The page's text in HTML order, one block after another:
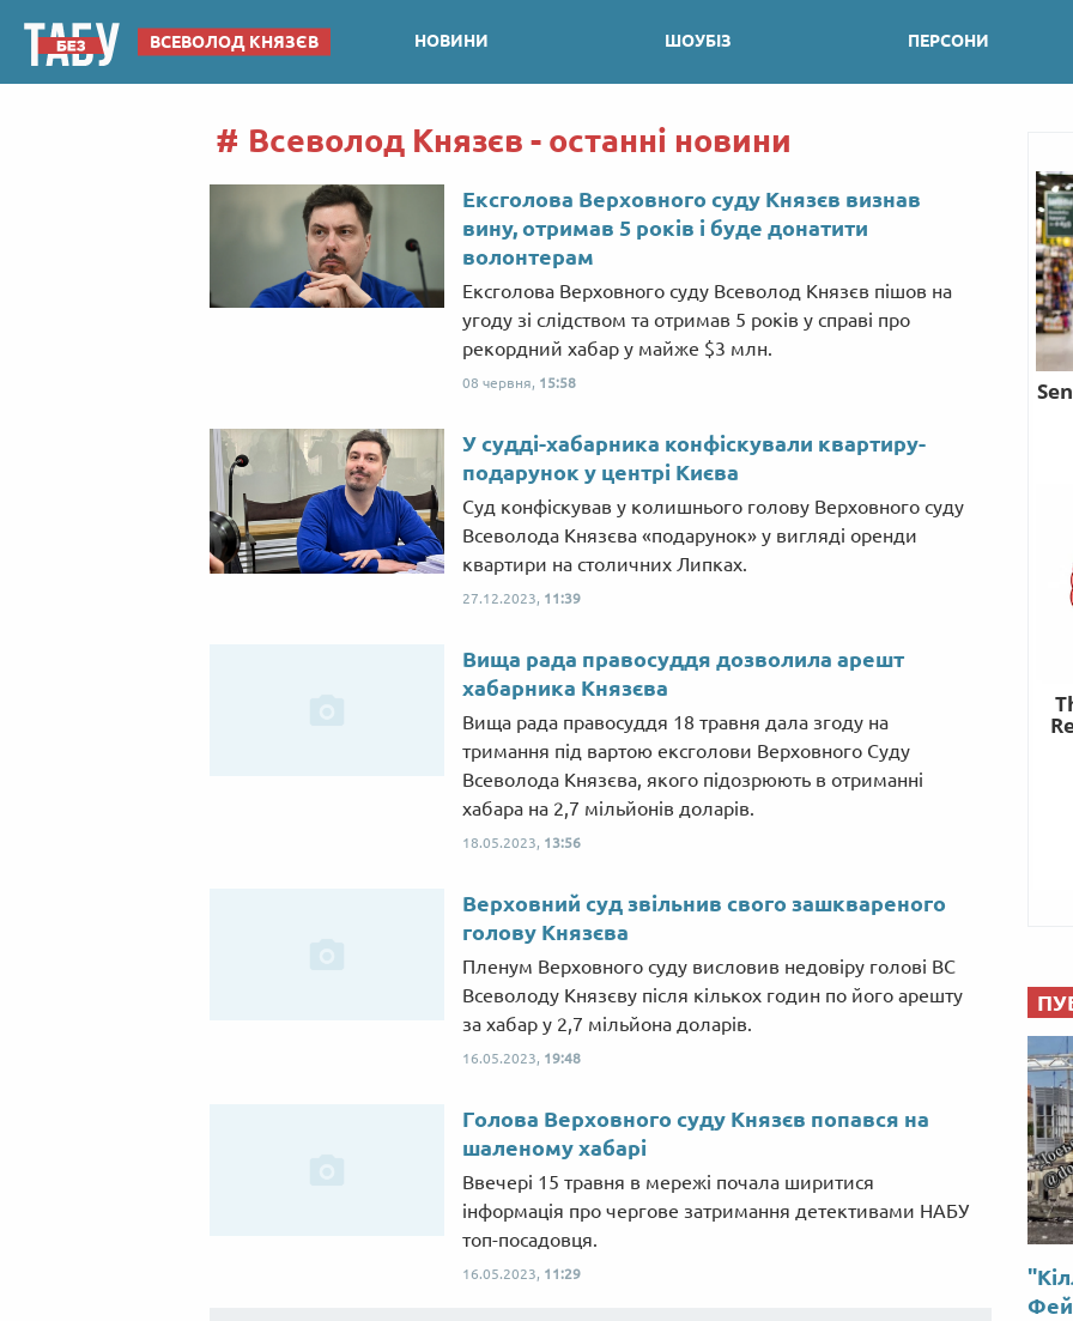
ВСЕВОЛОД КНЯЗЄВ НОВИНИ ШОУБІЗ ПЕРСОНИ
Всеволод Князєв - останні новини
Ексголова Верховного суду Князєв визнав
вину, отримав 5 років і буде донатити
волонтерам
Ексголова Верховного суду Всеволод Князєв пішов на
угоду зі слідством та отримав 5 років у справі про
рекордний хабар у майже $3 млн.
08 червня, 15:58
У судді-хабарника конфіскували квартиру-
подарунок у центрі Києва
Суд конфіскував у колишнього голову Верховного суду
Всеволода Князєва «подарунок» у вигляді оренди
квартири на столичних Липках.
27.12.2023, 11:39
Вища рада правосуддя дозволила арешт
хабарника Князєва
Вища рада правосуддя 18 травня дала згоду на
тримання під вартою ексголови Верховного Суду
Всеволода Князєва, якого підозрюють в отриманні
хабара на 2,7 мільйонів доларів.
18.05.2023, 13:56
Верховний суд звільнив свого зашквареного
голову Князєва
Пленум Верховного суду висловив недовіру голові ВС
Всеволоду Князєву після кількох годин по його арешту
за хабар у 2,7 мільйона доларів.
16.05.2023, 19:48
Голова Верховного суду Князєв попався на
шаленому хабарі
Ввечері 15 травня в мережі почала ширитися
інформація про чергове затримання детективами НАБУ
топ-посадовця.
16.05.2023, 11:29